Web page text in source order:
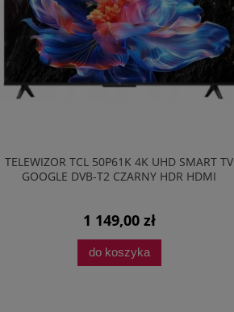
TELEWIZOR TCL 50P61K 4K UHD SMART TV
GOOGLE DVB-T2 CZARNY HDR HDMI
1 149,00 zł
do koszyka